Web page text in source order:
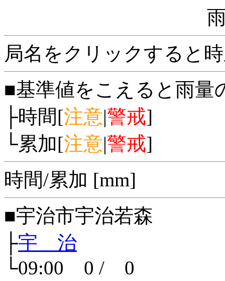
局名をクリックすると
■基準値をこえると雨量
├時間[注意|警戒]
└累加[注意|警戒]
時間/累加 [mm]
■宇治市宇治若森
├宇 治
└09:00 0 / 0